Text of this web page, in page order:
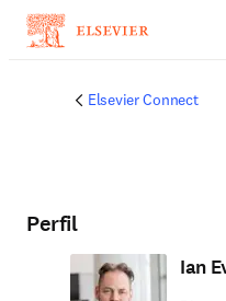
Elsevier Connect
Perfil
Ian